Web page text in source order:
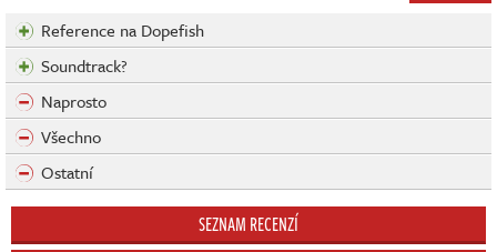
Reference na Dopefish
Soundtrack?
Naprosto
Všechno
Ostatní
SEZNAM RECENZÍ